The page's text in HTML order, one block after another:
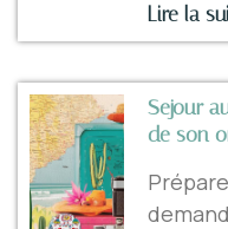
Lire la
Sejour
de son